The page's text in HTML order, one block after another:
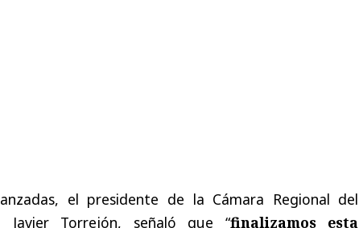
el presidente de la Cámara Regional del
Javier Torrejón, señaló que “finalizamos esta